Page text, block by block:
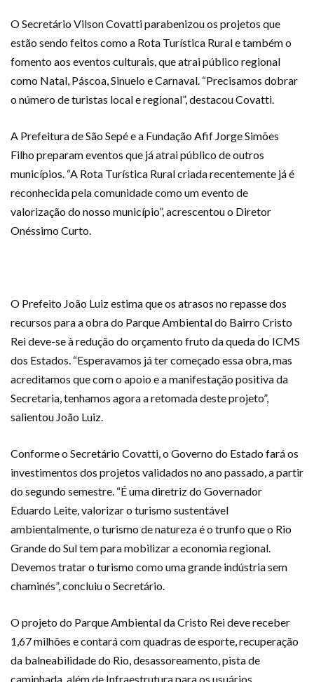
O Secretário Vilson Covatti parabenizou os projetos que
estão sendo feitos como a Rota Turística Rural e também o
fomento aos eventos culturais, que atrai público regional
como Natal, Páscoa, Sinuelo e Carnaval. “Precisamos dobrar
o número de turistas local e regional”, destacou Covatti.
A Prefeitura de São Sepé e a Fundação Afif Jorge Simões
Filho preparam eventos que já atrai público de outros
municípios. “A Rota Turística Rural criada recentemente já é
reconhecida pela comunidade como um evento de
valorização do nosso município”, acrescentou o Diretor
Onéssimo Curto.
O Prefeito João Luiz estima que os atrasos no repasse dos
recursos para a obra do Parque Ambiental do Bairro Cristo
Rei deve-se à redução do orçamento fruto da queda do ICMS
dos Estados. “Esperavamos já ter começado essa obra, mas
acreditamos que com o apoio e a manifestação positiva da
Secretaria, tenhamos agora a retomada deste projeto”,
salientou João Luiz.
Conforme o Secretário Covatti, o Governo do Estado fará os
investimentos dos projetos validados no ano passado, a partir
do segundo semestre. “É uma diretriz do Governador
Eduardo Leite, valorizar o turismo sustentável
ambientalmente, o turismo de natureza é o trunfo que o Rio
Grande do Sul tem para mobilizar a economia regional.
Devemos tratar o turismo como uma grande indústria sem
chaminés”, concluiu o Secretário.
O projeto do Parque Ambiental da Cristo Rei deve receber
1,67 milhões e contará com quadras de esporte, recuperação
da balneabilidade do Rio, desassoreamento, pista de
caminhada, além de Infraestrutura para os usuários.